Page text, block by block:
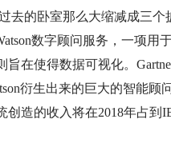
去的卧室那么大缩减成三个
数字顾问服务，一项用
在使得数据可视化。
衍生出来的巨大的智能顾
创造的收入将在2018年占到